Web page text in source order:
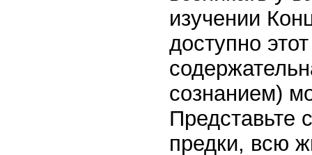
изучении
доступно
сознанием)
Представьте
предки, всю